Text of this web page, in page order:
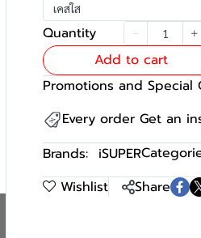
เคสใส
Quantity
Add to cart
Promotions and Special
Every order Get an
Brands: iSUPER
Wishlist
Share